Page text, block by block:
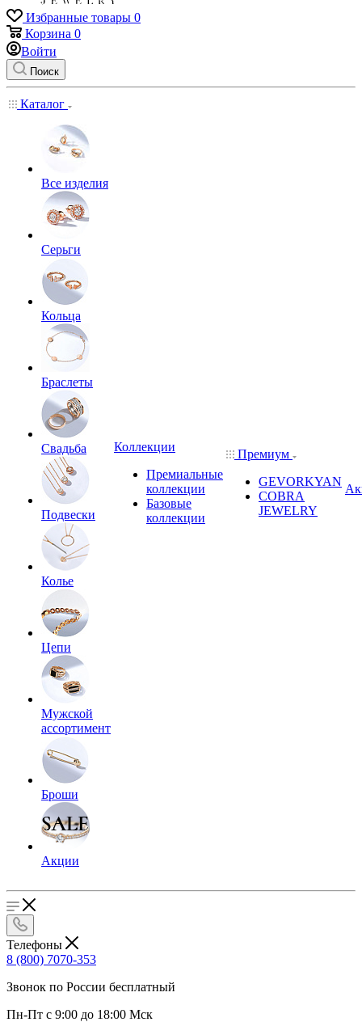
Избранные товары 0
Корзина 0
Войти
Поиск
Каталог
Все изделия
Серьги
Кольца
Браслеты
Свадьба
Подвески
Колье
Цепи
Мужской
ассортимент
Броши
Акции
Коллекции
Премиальные
коллекции
Базовые
коллекции
Премиум
GEVORKYAN
COBRA
JEWELRY
Телефоны
8 (800) 7070-353
Звонок по России бесплатный
Пн-Пт с 9:00 до 18:00 Мск